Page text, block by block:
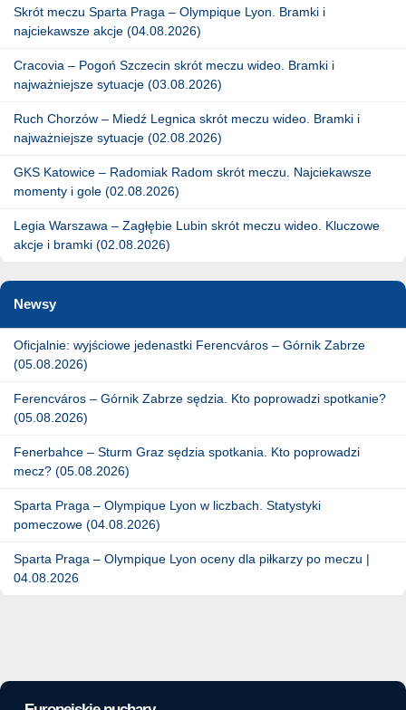
Skrót meczu Sparta Praga – Olympique Lyon. Bramki i
najciekawsze akcje (04.08.2026)
Cracovia – Pogoń Szczecin skrót meczu wideo. Bramki i
najważniejsze sytuacje (03.08.2026)
Ruch Chorzów – Miedź Legnica skrót meczu wideo. Bramki i
najważniejsze sytuacje (02.08.2026)
GKS Katowice – Radomiak Radom skrót meczu. Najciekawsze
momenty i gole (02.08.2026)
Legia Warszawa – Zagłębie Lubin skrót meczu wideo. Kluczowe
akcje i bramki (02.08.2026)
Newsy
Oficjalnie: wyjściowe jedenastki Ferencváros – Górnik Zabrze
(05.08.2026)
Ferencváros – Górnik Zabrze sędzia. Kto poprowadzi spotkanie?
(05.08.2026)
Fenerbahce – Sturm Graz sędzia spotkania. Kto poprowadzi
mecz? (05.08.2026)
Sparta Praga – Olympique Lyon w liczbach. Statystyki
pomeczowe (04.08.2026)
Sparta Praga – Olympique Lyon oceny dla piłkarzy po meczu |
04.08.2026